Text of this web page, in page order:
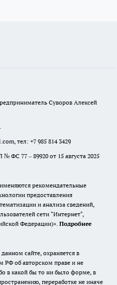
Суворов Алексей
, тел: +7 985 814 3429
ФС 77 – 89920 от 15 августа 2025
рекомендательные
предоставления
и анализа сведений,
сети "Интернет",
Федерации)». Подробнее
сайте, охраняется в
РФ об авторском праве и не
в какой бы то ни было форме, в
переработке не иначе